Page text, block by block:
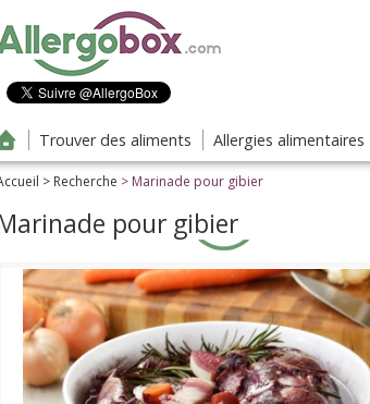
Trouver des aliments Allergies alimentaires
> Recherche > Marinade pour gibier
pour gibier